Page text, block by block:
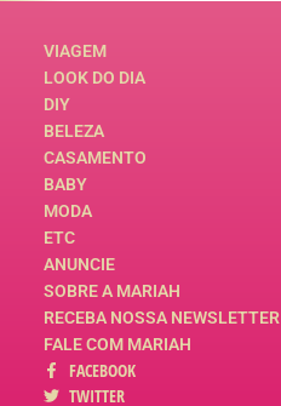
VIAGEM
LOOK DO DIA
DIY
BELEZA
CASAMENTO
BABY
MODA
ETC
ANUNCIE
SOBRE A MARIAH
RECEBA NOSSA NEWSLETTER
FALE COM MARIAH
FACEBOOK
TWITTER